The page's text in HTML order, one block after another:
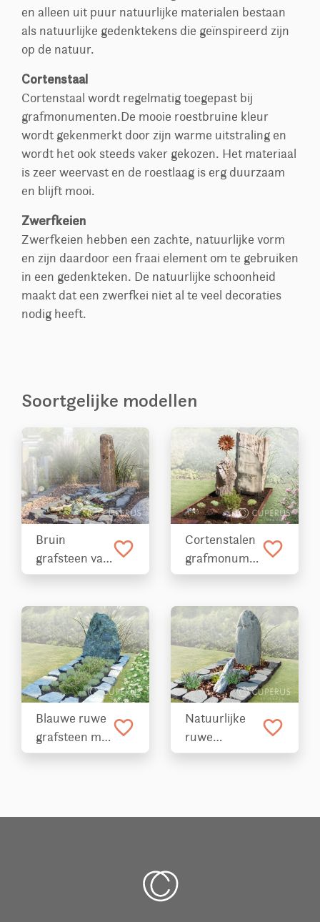
en alleen uit puur natuurlijke materialen bestaan
als natuurlijke gedenktekens die geïnspireerd zijn
op de natuur.
Cortenstaal
Cortenstaal wordt regelmatig toegepast bij
grafmonumenten.De mooie roestbruine kleur
wordt gekenmerkt door zijn warme uitstraling en
wordt het ook steeds vaker gekozen. Het materiaal
is zeer weervast en de roestlaag is erg duurzaam
en blijft mooi.
Zwerfkeien
Zwerfkeien hebben een zachte, natuurlijke vorm
en zijn daardoor een fraai element om te gebruiken
in een gedenkteken. De natuurlijke schoonheid
maakt dat een zwerfkei niet al te veel decoraties
nodig heeft.
Soortgelijke modellen
Bruin
grafsteen van
versteend
favorite_border
Cortenstalen
grafmonument
met
hout
favorite_border
Blauwe ruwe
grafsteen met
tekstplaatje
favorite_border
Natuurlijke
ruwe
zwerfkei met
favorite_border